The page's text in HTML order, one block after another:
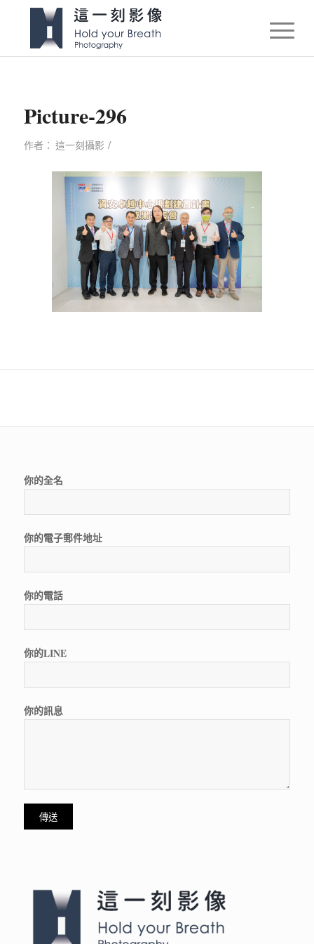
Picture-296
作者： 這一刻攝影 /
你的全名
你的電子郵件地址
你的電話
你的LINE
你的訊息